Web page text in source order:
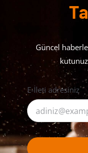
Güncel
E-İleti adresiniz